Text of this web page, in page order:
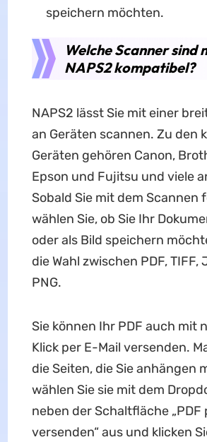
speichern möchten.
Welche Scanner sind
NAPS2 kompatibel?
NAPS2 lässt Sie mit einer
an Geräten scannen. Zu den
Geräten gehören Canon,
Epson und Fujitsu und viele
Sobald Sie mit dem Scannen
wählen Sie, ob Sie Ihr
oder als Bild speichern
die Wahl zwischen PDF, TIFF,
PNG.
Sie können Ihr PDF auch mit
Klick per E-Mail versenden.
die Seiten, die Sie anhängen
wählen Sie sie mit dem
neben der Schaltfläche „PDF
versenden“ aus und klicken